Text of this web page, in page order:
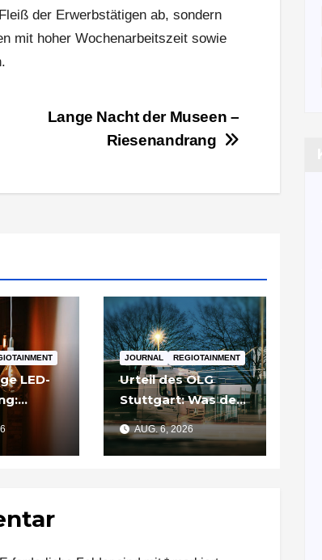
der Erwerbstätigen ab, sondern
mit hoher Wochenarbeitszeit sowie
Lange Nacht der Museen –
Riesenandrang
LED-
zwei
JOURNAL REGIOTAINMENT
Urteil des OLG
Stuttgart: Was der
Fall um die
Umgehung von
Russland-
AUG. 6, 2026